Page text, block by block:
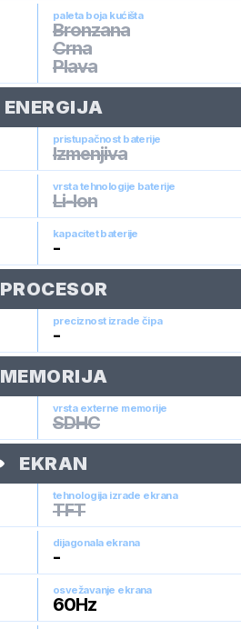
paleta boja kućišta
Bronzana
Crna
Plava
ENERGIJA
pristupačnost baterije
Izmenjiva
vrsta tehnologije baterije
Li-Ion
kapacitet baterije
-
PROCESOR
preciznost izrade čipa
-
MEMORIJA
vrsta externe memorije
SDHC
EKRAN
tehnologija izrade ekrana
TFT
dijagonala ekrana
-
osvežavanje ekrana
60Hz